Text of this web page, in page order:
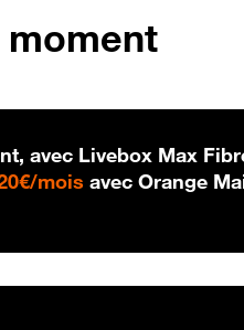
moment
avec Livebox Max
mois 20 € par mois
avec Orange